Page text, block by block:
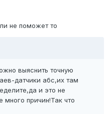
не поможет то
выяснить точную
датчики абс,их там
и это не
много причин!Так что